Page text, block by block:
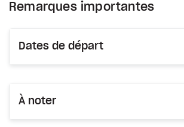
Remarques importantes
Dates de départ
À noter